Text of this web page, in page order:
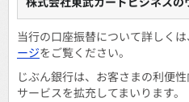
当行の口座振替について詳しく
ージをご覧ください。
じぶん銀行は、お客さまの利便
サービスを拡充してまいります。